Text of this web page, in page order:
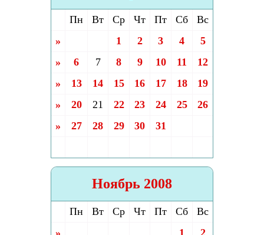
Пн Вт Ср Чт Пт Сб
Вс
»
1 2 3 4
5
»
6 7 8 9 10 11
12
»
13 14 15 16 17 18
19
»
20 21 22 23 24 25
26
»
27 28 29 30 31
Ноябрь 2008
Пн Вт Ср Чт Пт Сб
Вс
»
1
2